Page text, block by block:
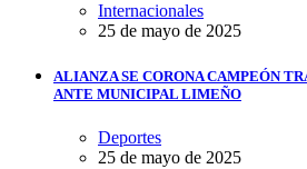
Internacionales
25 de mayo de 2025
ALIANZA SE CORONA CAMPEÓN
ANTE MUNICIPAL LIMEÑO
Deportes
25 de mayo de 2025